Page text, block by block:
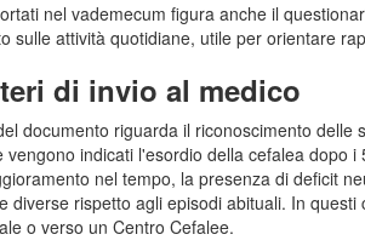
nel vademecum figura anche il
sulle attività quotidiane, utile per orientare
di invio al medico
documento riguarda il riconoscimento
indicati l'esordio della cefalea dopo
nel tempo, la presenza di deficit
diverse rispetto agli episodi abituali. In
o verso un Centro Cefalee.